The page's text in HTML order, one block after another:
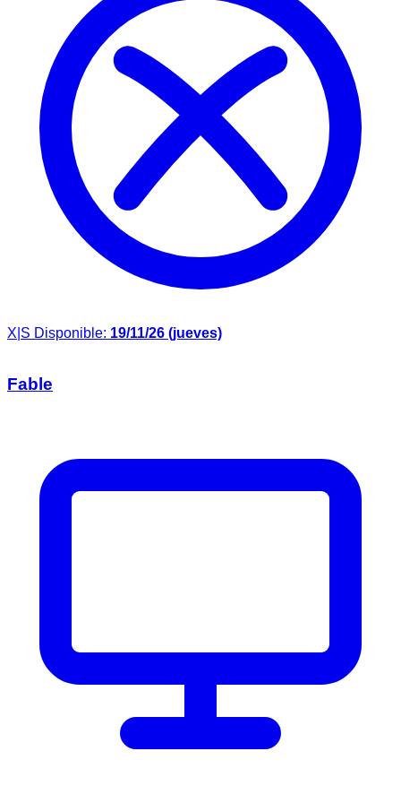
X|S Disponible: 19/11/26 (jueves)
Fable